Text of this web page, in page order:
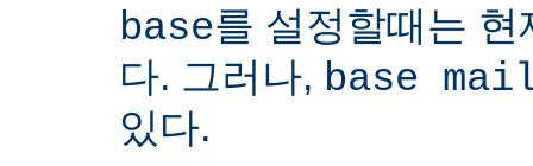
base를 설정할때는
다. 그러나, base
있다.